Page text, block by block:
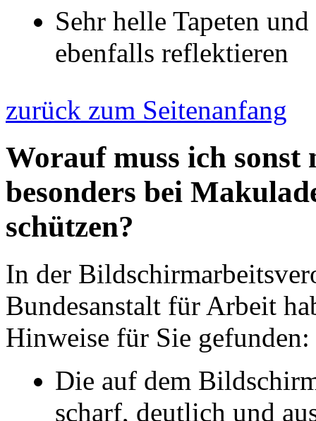
Sehr helle Tapeten
ebenfalls reflektieren
zurück zum Seitenanfang
Worauf muss ich sonst
besonders bei
schützen?
In der
Bundesanstalt für Arbeit
Hinweise für Sie gefunden:
Die auf dem
scharf, deutlich und